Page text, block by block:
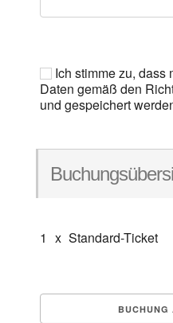
Ich stimme zu, dass
Daten gemäß den
und gespeichert
1 x Standard-Ticket